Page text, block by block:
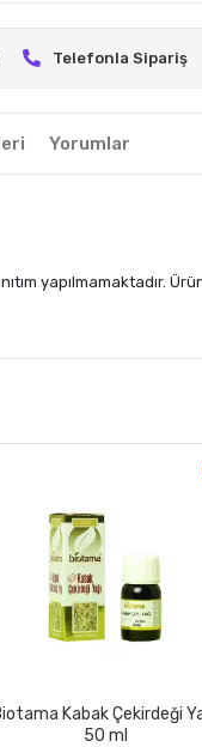
Telefonla Sipariş
Yorumlar
yapılmamaktadır.
Kabak Çekirdeği
50 ml